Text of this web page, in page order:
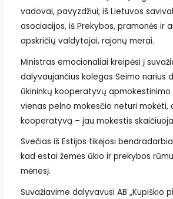
vadovai, pavyzdžiui, iš Lietuvos
asociacijos, iš Prekybos, pramonės ir
apskričių valdytojai, rajonų merai.
Ministras emocionaliai kreipėsi į
dalyvaujančius kolegas Seimo narius
ūkininkų kooperatyvų
vienas pelno mokesčio neturi mokėti,
kooperatyvą – jau mokestis
Svečias iš Estijos tikėjosi
kad estai žemės ūkio ir prekybos
mėnesį.
Suvažiavime dalyvavusi AB „Kupiškio